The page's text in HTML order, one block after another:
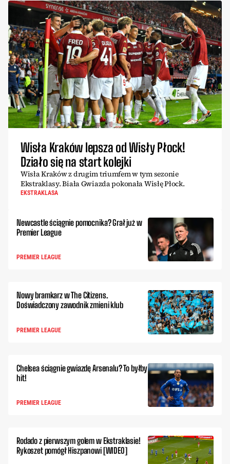
Wisła Kraków lepsza od Wisły Płock!
Działo się na start kolejki
Wisła Kraków z drugim triumfem w tym sezonie
Ekstraklasy. Biała Gwiazda pokonała Wisłę Płock.
EKSTRAKLASA
Newcastle ściągnie pomocnika? Grał już w
Premier League
PREMIER LEAGUE
Nowy bramkarz w The Citizens.
Doświadczony zawodnik zmieni klub
PREMIER LEAGUE
Chelsea ściągnie gwiazdę Arsenalu? To byłby
hit!
PREMIER LEAGUE
Rodado z pierwszym golem w Ekstraklasie!
Rykoszet pomógł Hiszpanowi [WIDEO]